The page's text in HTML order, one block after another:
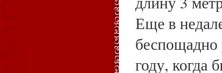
Еще в
году, когда